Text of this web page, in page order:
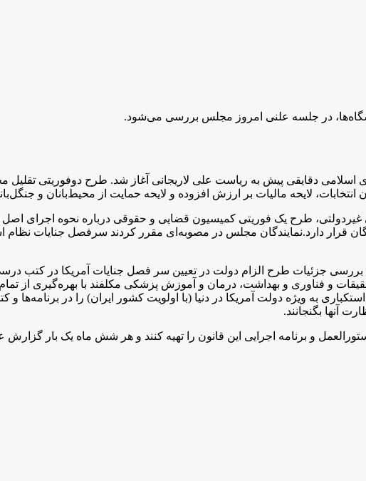
در جلسه علنی امروز مجلس بررسی می‌شود.
اسلامی دقایقی پیش به ریاست علی لاریجانی آغاز شد. طرح دوفوریتی
انتخابات، لایحه مالیات بر ارزش افزوده و لایحه حمایت از محیط‌بانان و
قرار دارد.نمایندگان مجلس در مصوبه‌ای مقرر کردند سرفصل جنایات
جزئیات طرح الزام دولت در تعیین سر فصل جنایات آمریکا در کتب
و فناوری و بهداشت، درمان و آموزش پزشکی مکلفند با بهره‌گیری از تمام
به ویژه دولت آمریکا در دنیا (با اولویت کشور ایران) را در
آنها بگنجانند.
و برنامه اجرایی این قانون را تهیه کنند و هر شش ماه یک بار گزارش